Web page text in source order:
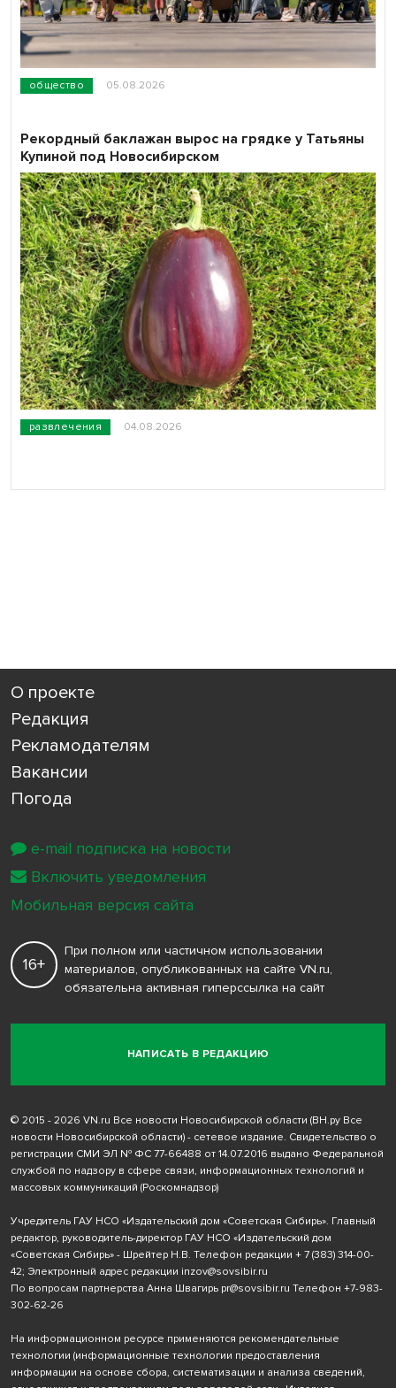
общество 05.08.2026
развлечения 04.08.2026
Рекордный баклажан вырос на грядке у Татьяны
Купиной под Новосибирском
О проекте
Редакция
Рекламодателям
Вакансии
Погода
НАПИСАТЬ В РЕДАКЦИЮ
16+
При полном или частичном использовании
материалов, опубликованных на сайте VN.ru,
обязательна активная гиперссылка на сайт
© 2015 - 2026 VN.ru Все новости Новосибирской области (ВН.ру Все
новости Новосибирской области) - сетевое издание. Свидетельство о
регистрации СМИ ЭЛ № ФС 77-66488 от 14.07.2016 выдано Федеральной
службой по надзору в сфере связи, информационных технологий и
массовых коммуникаций (Роскомнадзор)
Учредитель ГАУ НСО «Издательский дом «Советская Сибирь». Главный
редактор, руководитель-директор ГАУ НСО «Издательский дом
«Советская Сибирь» - Шрейтер Н.В. Телефон редакции + 7 (383) 314-00-
42; Электронный адрес редакции inzov@sovsibir.ru
По вопросам партнерства Анна Швагирь pr@sovsibir.ru Телефон +7-983-
302-62-26
На информационном ресурсе применяются рекомендательные
технологии (информационные технологии предоставления
информации на основе сбора, систематизации и анализа сведений,
e-mail подписка на новости
Включить уведомления
Мобильная версия сайта